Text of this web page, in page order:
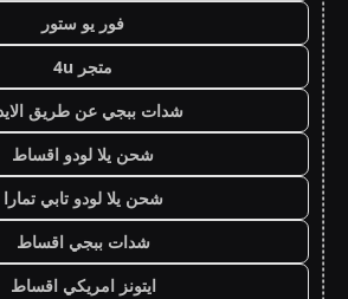
فور يو ستور
متجر 4u
شدات ببجي عن طريق
شحن يلا لودو اقساط
شحن يلا لودو تابي تمارا
شدات ببجي اقساط
ايتونز امريكي اقساط